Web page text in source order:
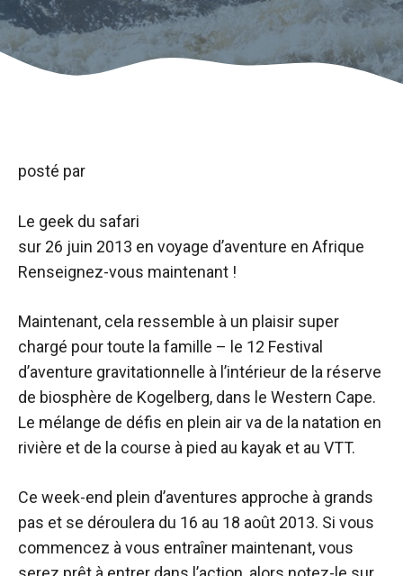
posté par
Le geek du safari
sur 26 juin 2013 en voyage d’aventure en Afrique
Renseignez-vous maintenant !
Maintenant, cela ressemble à un plaisir super
chargé pour toute la famille – le 12 Festival
d’aventure gravitationnelle à l’intérieur de la réserve
de biosphère de Kogelberg, dans le Western Cape.
Le mélange de défis en plein air va de la natation en
rivière et de la course à pied au kayak et au VTT.
Ce week-end plein d’aventures approche à grands
pas et se déroulera du 16 au 18 août 2013. Si vous
commencez à vous entraîner maintenant, vous